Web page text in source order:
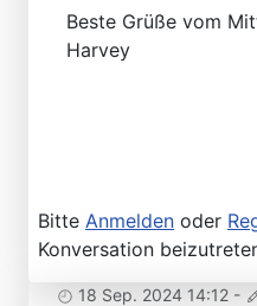
Beste Grüße vom
Harvey
Bitte Anmelden oder
Konversation
18 Sep. 2024 14:12 -